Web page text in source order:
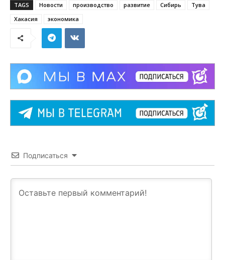
TAGS Новости производство развитие Сибирь
Тува
Хакасия
экономика
Подписаться